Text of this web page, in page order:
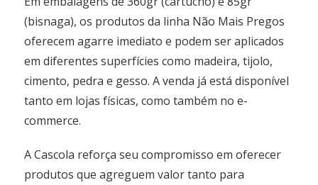
(bisnaga), os produtos da linha Não Mais Pregos
oferecem agarre imediato e podem ser aplicados
em diferentes superfícies como madeira, tijolo,
cimento, pedra e gesso. A venda já está disponível
tanto em lojas físicas, como também no e-
commerce.
A Cascola reforça seu compromisso em oferecer
produtos que agreguem valor tanto para